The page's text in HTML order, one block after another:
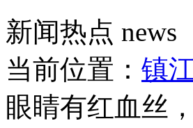
新闻热点 news
当前位置： 镇
眼睛有红血丝